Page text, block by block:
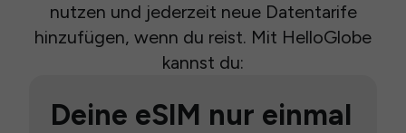
nutzen und jederzeit neue Datentarife
hinzufügen, wenn du reist. Mit HelloGlobe
kannst du:
Deine eSIM nur einmal